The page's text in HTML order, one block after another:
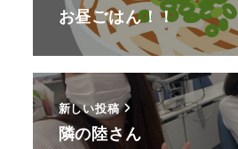
お昼ごはん！！
新しい投稿
隣の陸さん